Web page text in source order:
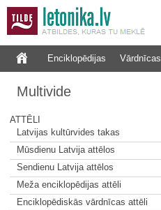
Enciklopēdijas Vārdnīcas
Multivide
ATTĒLI
Latvijas kultūrvides takas
Mūsdienu Latvija attēlos
Sendienu Latvija attēlos
Meža enciklopēdijas attēli
Enciklopēdiskās vārdnīcas attēli